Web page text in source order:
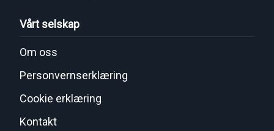
Vårt selskap
Om oss
Personvernserklæring
Cookie erklæring
Kontakt